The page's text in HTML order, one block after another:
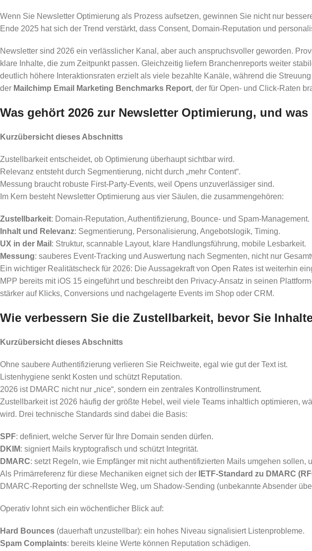
Wenn Sie Newsletter Optimierung als Prozess aufsetzen, gewinnen Sie nicht nur
Ende 2025 hat sich der Trend verstärkt, dass Consent, Domain-Reputation und
Newsletter sind 2026 ein verlässlicher Kanal, aber auch anspruchsvoller geworden.
klare Inhalte, die zum Zeitpunkt passen. Gleichzeitig liefern Branchenreports weiter
deutlich höhere Interaktionsraten erzielt als viele bezahlte Kanäle, während die
der Mailchimp Email Marketing Benchmarks Report, der für Open- und Click-Raten
Was gehört 2026 zur Newsletter Optimierung, und
Kurzübersicht dieses Abschnitts
Zustellbarkeit entscheidet, ob Optimierung überhaupt sichtbar wird.
Relevanz entsteht durch Segmentierung, nicht durch „mehr Content“.
Messung braucht robuste First-Party-Events, weil Opens unzuverlässiger sind.
Im Kern besteht Newsletter Optimierung aus vier Säulen, die zusammengehören:
Zustellbarkeit: Domain-Reputation, Authentifizierung, Bounce- und Spam-Management.
Inhalt und Relevanz: Segmentierung, Personalisierung, Angebotslogik, Timing.
UX in der Mail : Struktur, scannable Layout, klare Handlungsführung, mobile Lesbarkeit.
Messung: sauberes Event-Tracking und Auswertung nach Segmenten, nicht nur
Ein wichtiger Realitätscheck für 2026: Die Aussagekraft von Open Rates ist weiterhin
MPP bereits mit iOS 15 eingeführt und beschreibt den Privacy-Ansatz in seinen
stärker auf Klicks, Conversions und nachgelagerte Events im Shop oder CRM.
Wie verbessern Sie die Zustellbarkeit, bevor Sie
Kurzübersicht dieses Abschnitts
Ohne saubere Authentifizierung verlieren Sie Reichweite, egal wie gut der Text ist.
Listenhygiene senkt Kosten und schützt Reputation.
2026 ist DMARC nicht nur „nice“, sondern ein zentrales Kontrollinstrument.
Zustellbarkeit ist 2026 häufig der größte Hebel, weil viele Teams inhaltlich optimieren,
wird. Drei technische Standards sind dabei die Basis:
SPF: definiert, welche Server für Ihre Domain senden dürfen.
DKIM: signiert Mails kryptografisch und schützt Integrität.
DMARC: setzt Regeln, wie Empfänger mit nicht authentifizierten Mails umgehen sollen,
Als Primärreferenz für diese Mechaniken eignet sich der
IETF-Standard zu DMARC
DMARC-Reporting der schnellste Weg, um Shadow-Sending (unbekannte Absender
Operativ lohnt sich ein wöchentlicher Blick auf:
Hard Bounces (dauerhaft unzustellbar): ein hohes Niveau signalisiert Listenprobleme.
Spam Complaints: bereits kleine Werte können Reputation schädigen.